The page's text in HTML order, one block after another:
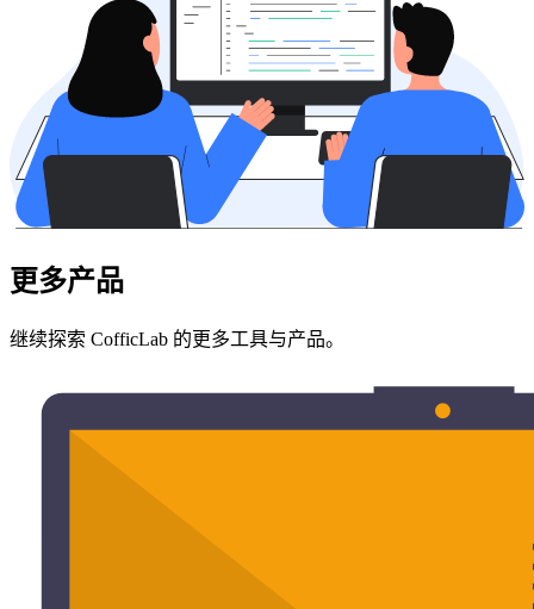
更多产品
继续探索 CofficLab 的更多工具与产品。